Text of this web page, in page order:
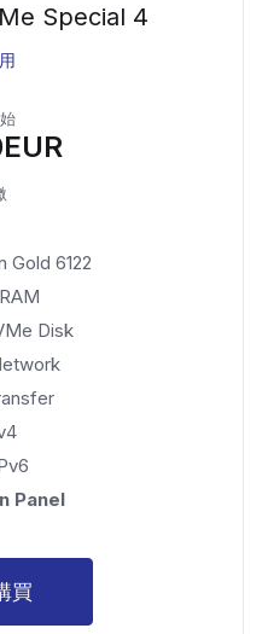
Special 4
Gold 6122
RAM
Disk
Panel
買